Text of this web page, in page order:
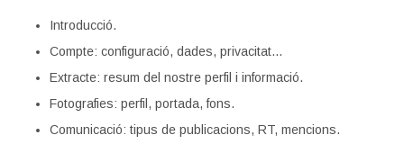
Introducció.
Compte: configuració, dades, privacitat…
Extracte: resum del nostre perfil i informació.
Fotografies: perfil, portada, fons.
Comunicació: tipus de publicacions, RT, mencions.